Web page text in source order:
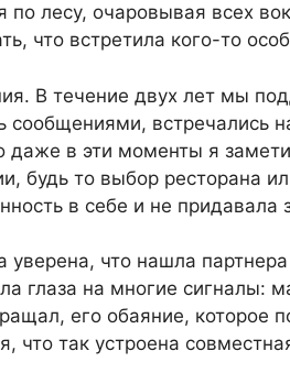
лесу, очаровывая всех
что встретила кого-то
В течение двух лет мы
встречались
даже в эти моменты я
будь то выбор ресторана
в себе и не придавала
уверена, что нашла
глаза на многие сигналы:
его обаяние, которое
что так устроена